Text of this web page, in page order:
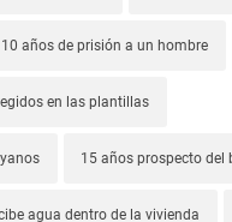
10 años de prisión a un hombre
en las plantillas
15 años prospecto del
agua dentro de la vivienda